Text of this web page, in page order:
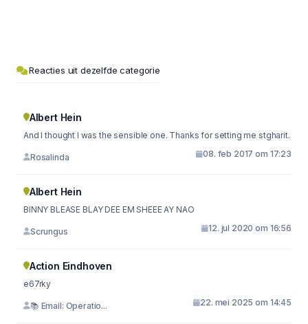
Reacties uit dezelfde categorie
Albert Hein
And I thought I was the sensible one. Thanks for setting me stgharit.
Rosalinda 08. feb 2017 om 17:23
Albert Hein
BINNY BLEASE BLAY DEE EM SHEEE AY NAO
Scrungus 12. jul 2020 om 16:56
Action Eindhoven
e67rky
📚 Email: Operatio... 22. mei 2025 om 14:45